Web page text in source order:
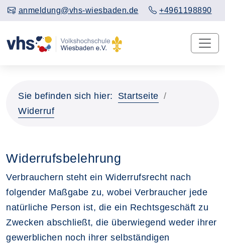
anmeldung@vhs-wiesbaden.de +4961198890
Sie befinden sich hier:
Startseite
Widerruf
Widerrufsbelehrung
Verbrauchern steht ein Widerrufsrecht nach
folgender Maßgabe zu, wobei Verbraucher jede
natürliche Person ist, die ein Rechtsgeschäft zu
Zwecken abschließt, die überwiegend weder ihrer
gewerblichen noch ihrer selbständigen